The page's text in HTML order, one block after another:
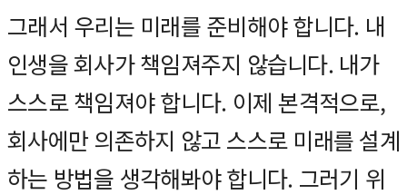
그래서 우리는 미래를 준비해야 합니다. 내
인생을 회사가 책임져주지 않습니다. 내가
스스로 책임져야 합니다. 이제 본격적으로,
회사에만 의존하지 않고 스스로 미래를 설계
하는 방법을 생각해봐야 합니다. 그러기 위